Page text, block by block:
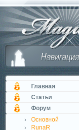
Главная
Статьи
Форум
Основной
RunaR